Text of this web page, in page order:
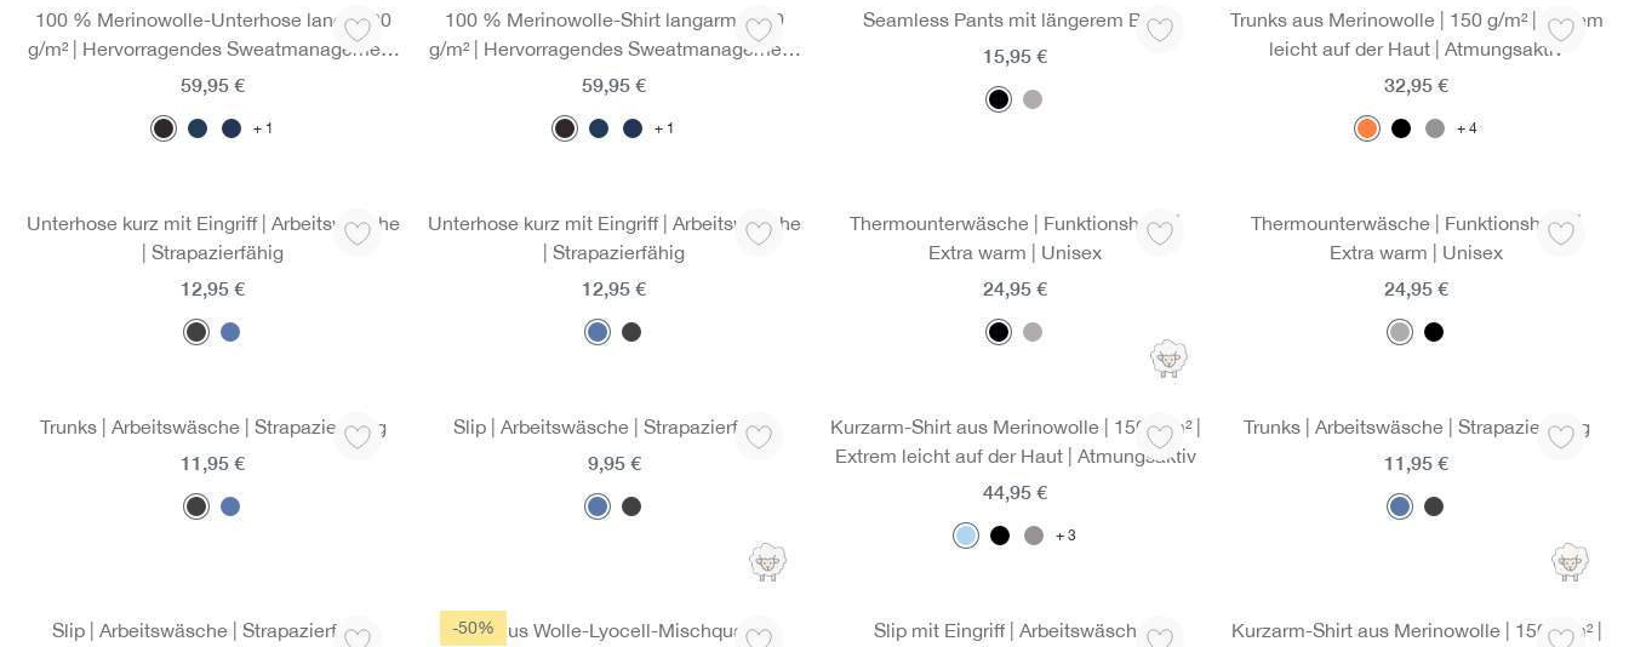
100 % Merinowolle-Unterhose lang | 190
g/m² | Hervorragendes Sweatmanagement
dank integrierten Mesh-Einsätzen
1
59,95 €
100 % Merinowolle-Shirt langarm | 190
g/m² | Hervorragendes Sweatmanagement
dank integrierten Mesh-Einsätzen
1
59,95 €
Seamless Pants mit längerem Bein
15,95 €
Trunks aus Merinowolle | 150 g/m² | Extrem
leicht auf der Haut | Atmungsaktiv
4
32,95 €
Unterhose kurz mit Eingriff | Arbeitswäsche
| Strapazierfähig
12,95 €
Unterhose kurz mit Eingriff | Arbeitswäsche
| Strapazierfähig
12,95 €
Thermounterwäsche | Funktionshose |
Extra warm | Unisex
24,95 €
Thermounterwäsche | Funktionshose |
Extra warm | Unisex
24,95 €
Trunks | Arbeitswäsche | Strapazierfähig
11,95 €
Slip | Arbeitswäsche | Strapazierfähig
9,95 €
Kurzarm-Shirt aus Merinowolle | 150 g/m² |
Extrem leicht auf der Haut | Atmungsaktiv
3
44,95 €
Trunks | Arbeitswäsche | Strapazierfähig
11,95 €
Slip | Arbeitswäsche | Strapazierfähig -50%
Shirt aus Wolle-Lyocell-Mischqualität
Slip mit Eingriff | Arbeitswäsche |
Kurzarm-Shirt aus Merinowolle | 150 g/m² |